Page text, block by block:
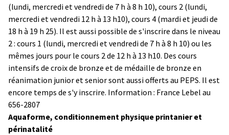
(lundi, mercredi et vendredi de 7 h à 8 h 10), cours 2 (lundi,
mercredi et vendredi 12 h à 13 h10), cours 4 (mardi et jeudi de
18 h à 19 h 25). Il est aussi possible de s'inscrire dans le niveau
2 : cours 1 (lundi, mercredi et vendredi de 7 h à 8 h 10) ou les
mêmes jours pour le cours 2 de 12 h à 13 h10. Des cours
intensifs de croix de bronze et de médaille de bronze en
réanimation junior et senior sont aussi offerts au PEPS. Il est
encore temps de s'y inscrire. Information : France Lebel au
656-2807
Aquaforme, conditionnement physique printanier et
périnatalité